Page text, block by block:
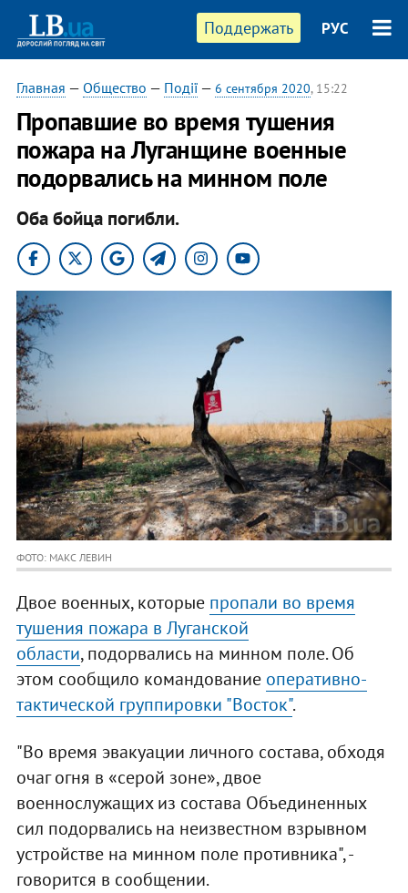
Поддержать РУС
Главная — Общество — Події— 6 сентября 2020, 15:22
Пропавшие во время тушения
пожара на Луганщине военные
подорвались на минном поле
Оба бойца погибли.
ФОТО: МАКС ЛЕВИН
Двое военных, которые пропали во время
тушения пожара в Луганской
области, подорвались на минном поле. Об
этом сообщило командование оперативно-
тактической группировки "Восток".
"Во время эвакуации личного состава, обходя
очаг огня в «серой зоне», двое
военнослужащих из состава Объединенных
сил подорвались на неизвестном взрывном
устройстве на минном поле противника", -
говорится в сообщении.